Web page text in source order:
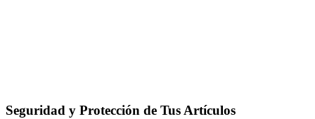
Seguridad y Protección de Tus Artículos